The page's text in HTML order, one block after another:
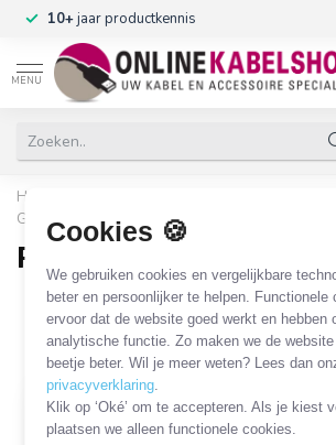
Cookies 🍪
We gebruiken cookies en vergelijkbare
beter en persoonlijker te helpen. Functionele
ervoor dat de website goed werkt en hebben
analytische functie. Zo maken we de
beetje beter. Wil je meer weten? Lees dan
privacyverklaring
Klik op ‘Oké’ om te accepteren. Als je kiest
plaatsen we alleen functionele cookies.
10+jaar productkennis
MENU
Home
Gemotoriseerde beugel
Plafondbeugel
12 PRODUCTEN
Filters